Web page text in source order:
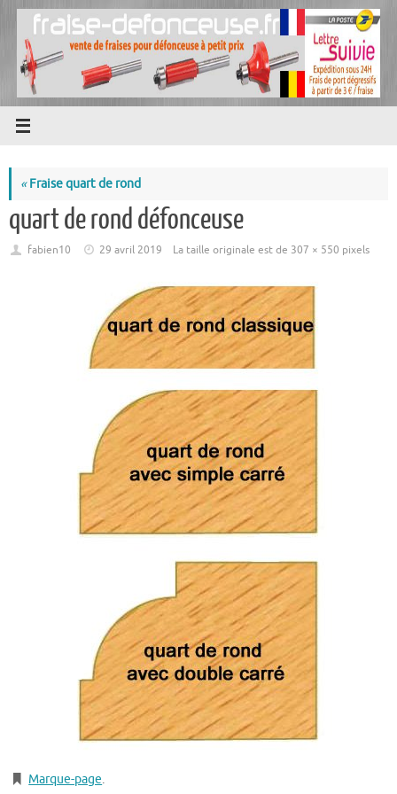
Passer
contenu
«Fraise quart de rond
quart de rond défonceuse
fabien10 29 avril 2019 La taille originale est de 307 × 550 pixels
Marque-page.